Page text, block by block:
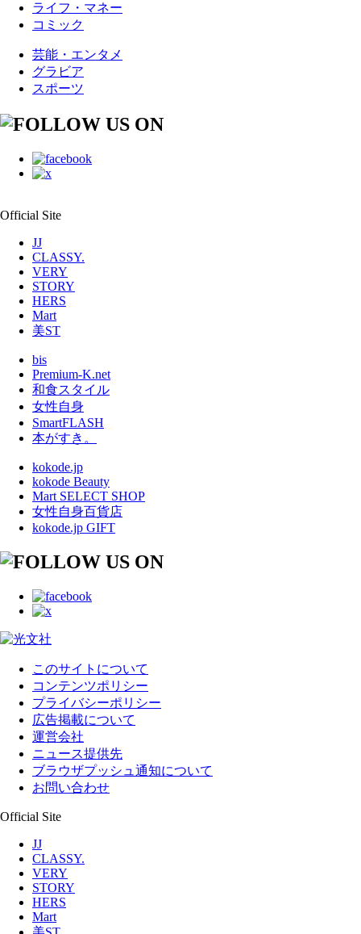
ライフ・マネー
コミック
芸能・エンタメ
グラビア
スポーツ
Official Site
JJ
CLASSY.
VERY
STORY
HERS
Mart
美ST
bis
Premium-K.net
和食スタイル
女性自身
SmartFLASH
本がすき。
kokode.jp
kokode Beauty
Mart SELECT SHOP
女性自身百貨店
kokode.jp GIFT
このサイトについて
コンテンツポリシー
プライバシーポリシー
広告掲載について
運営会社
ニュース提供先
ブラウザプッシュ通知について
お問い合わせ
Official Site
JJ
CLASSY.
VERY
STORY
HERS
Mart